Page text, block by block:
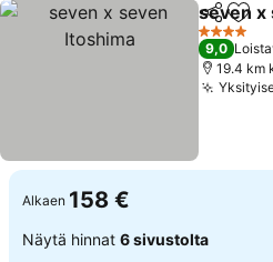
Jaa
seven x
4
9,0
19.4 km
Alkaen 158 €
Näytä hinnat 6 sivustolta